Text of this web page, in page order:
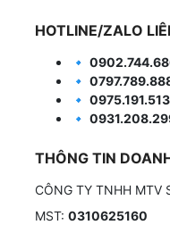
HOTLINE/ZALO
🔹
🔹
🔹 0975.191.513
🔹
THÔNG TIN
CÔNG TY TNHH MTV
MST: 0310625160